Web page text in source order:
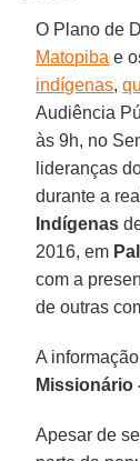
O Plano de
Matopiba e
indígenas,
Audiência
às 9h, no
lideranças
durante a
Indígenas
2016, em
com a
de outras
A
Missionário
Apesar de